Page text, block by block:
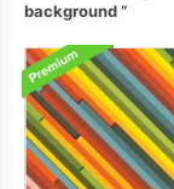
background